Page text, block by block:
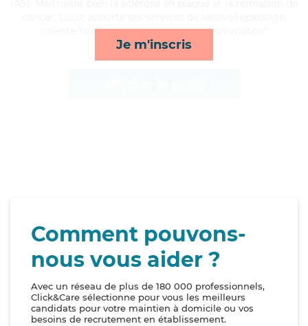
Je m'inscris
toilette/habillage, ménage et courses/livraison*
Comment pouvons-
nous vous aider ?
Avec un réseau de plus de 180 000 professionnels,
Click&Care sélectionne pour vous les meilleurs
candidats pour votre maintien à domicile ou vos
besoins de recrutement en établissement.